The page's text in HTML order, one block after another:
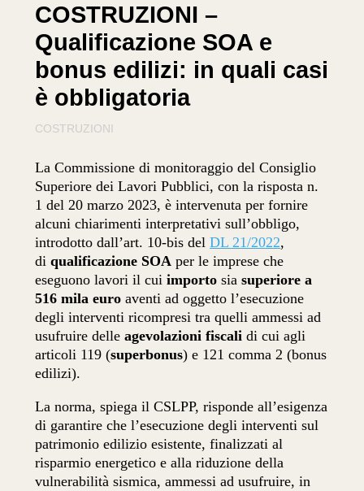
COSTRUZIONI –
Qualificazione SOA e
bonus edilizi: in quali casi
è obbligatoria
COSTRUZIONI
La Commissione di monitoraggio del Consiglio
Superiore dei Lavori Pubblici, con la risposta n.
1 del 20 marzo 2023, è intervenuta per fornire
alcuni chiarimenti interpretativi sull’obbligo,
introdotto dall’art. 10-bis delDL 21/2022,
diqualificazione SOA per le imprese che
eseguono lavori il cuiimporto siasuperiore a
516 mila euro aventi ad oggetto l’esecuzione
degli interventi ricompresi tra quelli ammessi ad
usufruire delleagevolazioni fiscali di cui agli
articoli 119 (superbonus) e 121 comma 2 (bonus
edilizi).
La norma, spiega il CSLPP, risponde all’esigenza
di garantire che l’esecuzione degli interventi sul
patrimonio edilizio esistente, finalizzati al
risparmio energetico e alla riduzione della
vulnerabilità sismica, ammessi ad usufruire, in